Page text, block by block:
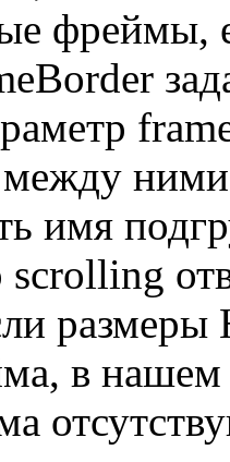
фреймы,
между
имя
в нашем